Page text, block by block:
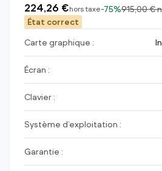
224,26 €hors taxe-75%915,00 €
État correct
Carte graphique :
Écran :
Clavier :
Système d’exploitation :
Garantie :